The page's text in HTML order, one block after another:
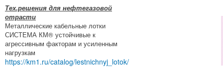
Тех.решения для нефтегазовой
отрасти
Металлические кабельные лотки
СИСТЕМА КМ® устойчивые к
агрессивным факторам и усиленным
нагрузкам
https://km1.ru/catalog/lestnichnyj_lotok/